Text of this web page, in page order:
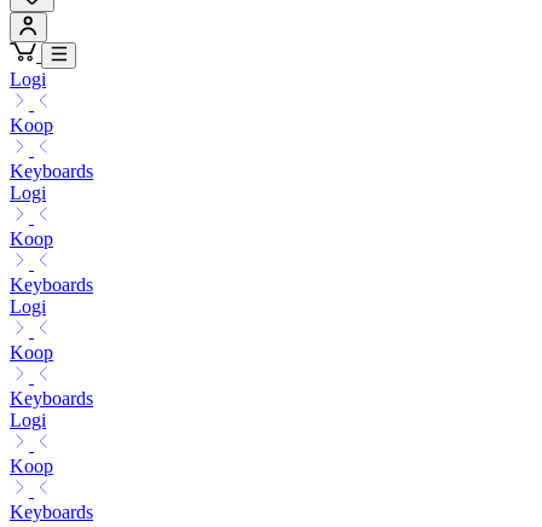
Logi
Koop
Keyboards
Logi
Koop
Keyboards
Logi
Koop
Keyboards
Logi
Koop
Keyboards